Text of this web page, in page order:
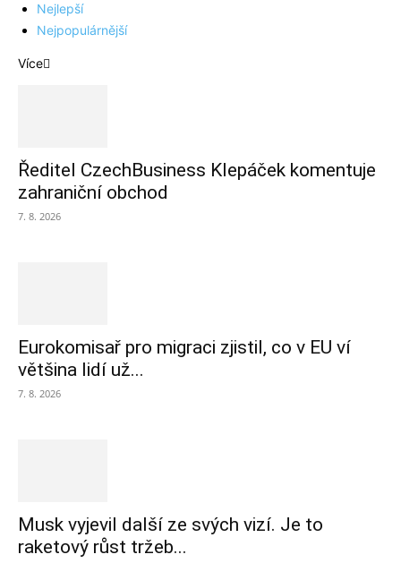
Nejlepší
Nejpopulárnější
Více
Ředitel CzechBusiness Klepáček komentuje
zahraniční obchod
7. 8. 2026
Eurokomisař pro migraci zjistil, co v EU ví
většina lidí už...
7. 8. 2026
Musk vyjevil další ze svých vizí. Je to
raketový růst tržeb...